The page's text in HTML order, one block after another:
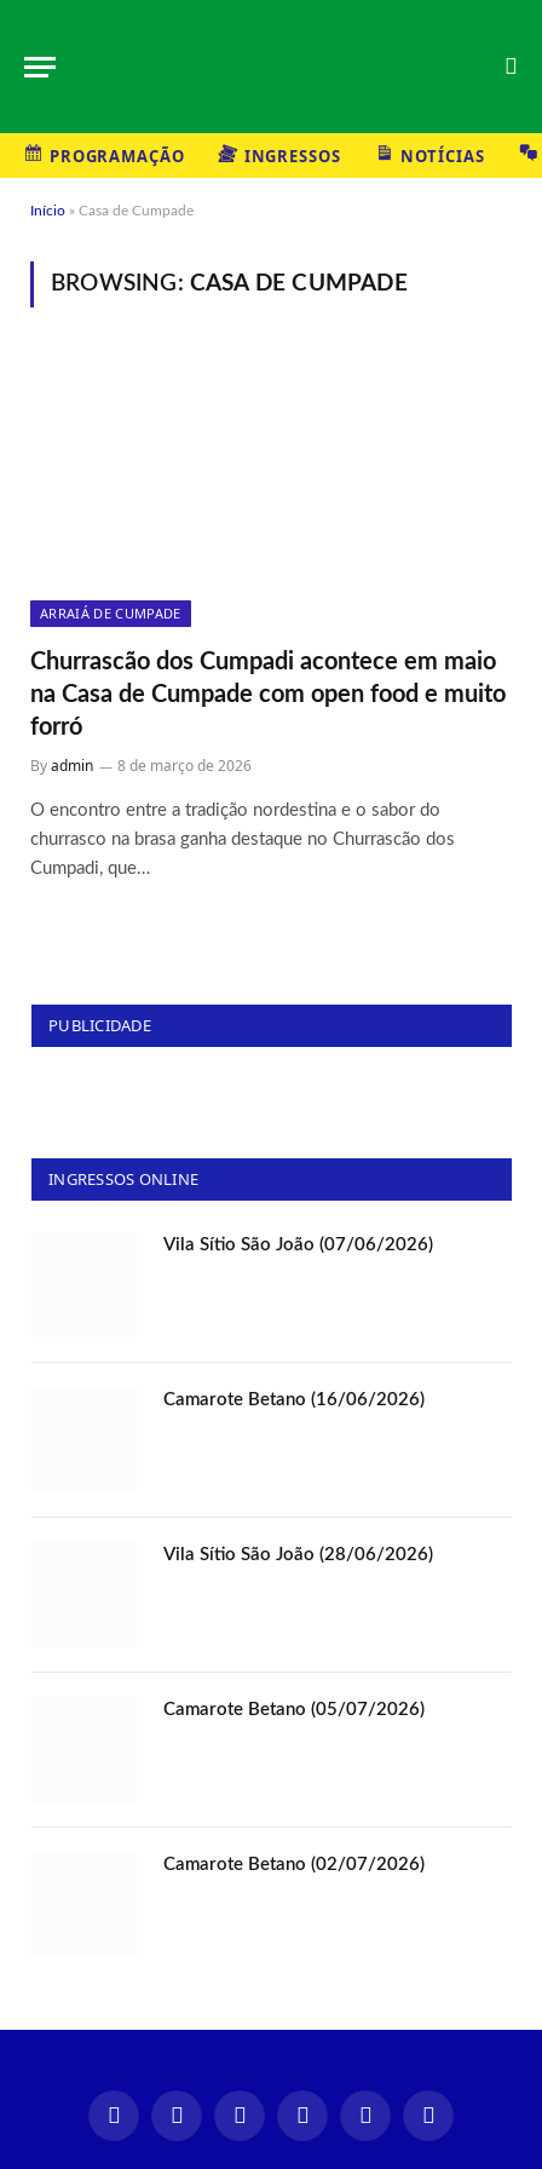
PROGRAMAÇÃO INGRESSOS NOTÍCIAS
Início » Casa de Cumpade
BROWSING: CASA DE CUMPADE
ARRAIÁ DE CUMPADE
Churrascão dos Cumpadi acontece em maio
na Casa de Cumpade com open food e muito
forró
Byadmin 8 de março de 2026
O encontro entre a tradição nordestina e o sabor do
churrasco na brasa ganha destaque no Churrascão dos
Cumpadi, que…
PUBLICIDADE
INGRESSOS ONLINE
Vila Sítio São João (07/06/2026)
Camarote Betano (16/06/2026)
Vila Sítio São João (28/06/2026)
Camarote Betano (05/07/2026)
Camarote Betano (02/07/2026)
InstagramFacebookTikTok
X
YouTube Spotify